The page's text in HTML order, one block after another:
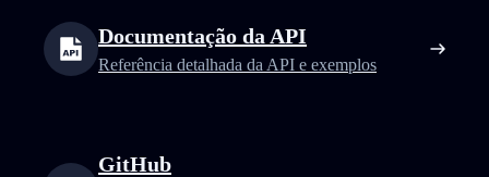
Documentação da API
Referência detalhada da API e exemplos
GitHub